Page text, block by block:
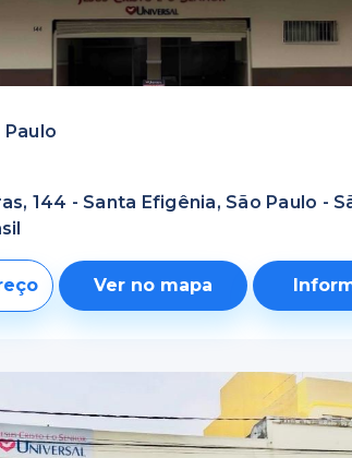
Paulo
144 - Santa Efigênia, São Paulo -
Ver no mapa